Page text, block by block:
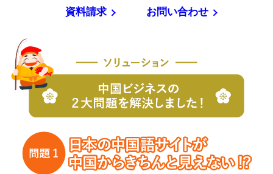
資料請求 お問い合わせ